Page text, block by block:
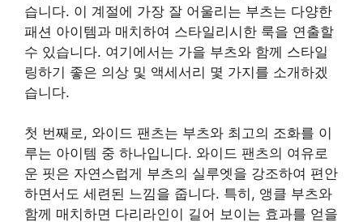
습니다. 이 계절에 가장 잘 어울리는 부츠는 다양한
패션 아이템과 매치하여 스타일리시한 룩을 연출할
수 있습니다. 여기에서는 가을 부츠와 함께 스타일
링하기 좋은 의상 및 액세서리 몇 가지를 소개하겠
습니다.
첫 번째로, 와이드 팬츠는 부츠와 최고의 조화를 이
루는 아이템 중 하나입니다. 와이드 팬츠의 여유로
운 핏은 자연스럽게 부츠의 실루엣을 강조하여 편안
하면서도 세련된 느낌을 줍니다. 특히, 앵클 부츠와
함께 매치하면 다리라인이 길어 보이는 효과를 얻을